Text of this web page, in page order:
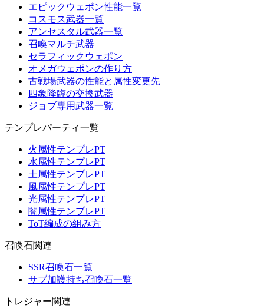
エピックウェポン性能一覧
コスモス武器一覧
アンセスタル武器一覧
召喚マルチ武器
セラフィックウェポン
オメガウェポンの作り方
古戦場武器の性能と属性変更先
四象降臨の交換武器
ジョブ専用武器一覧
テンプレパーティ一覧
火属性テンプレPT
水属性テンプレPT
土属性テンプレPT
風属性テンプレPT
光属性テンプレPT
闇属性テンプレPT
ToT編成の組み方
召喚石関連
SSR召喚石一覧
サブ加護持ち召喚石一覧
トレジャー関連